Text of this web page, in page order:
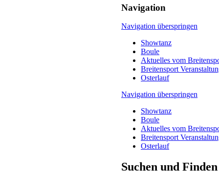
Navigation
Navigation überspringen
Showtanz
Boule
Aktuelles vom
Breitensport
Osterlauf
Navigation überspringen
Showtanz
Boule
Aktuelles vom
Breitensport
Osterlauf
Suchen und Finden